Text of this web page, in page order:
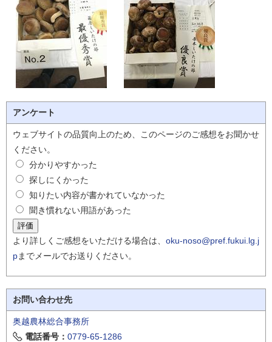
アンケート
ウェブサイトの品質向上のため、このページのご感想をお聞かせ
ください。
分かりやすかった
探しにくかった
知りたい内容が書かれていなかった
聞き慣れない用語があった
より詳しくご感想をいただける場合は、 oku-noso@pref.fukui.lg.j
pまでメールでお送りください。
お問い合わせ先
奥越農林総合事務所
電話番号： 0779-65-1286